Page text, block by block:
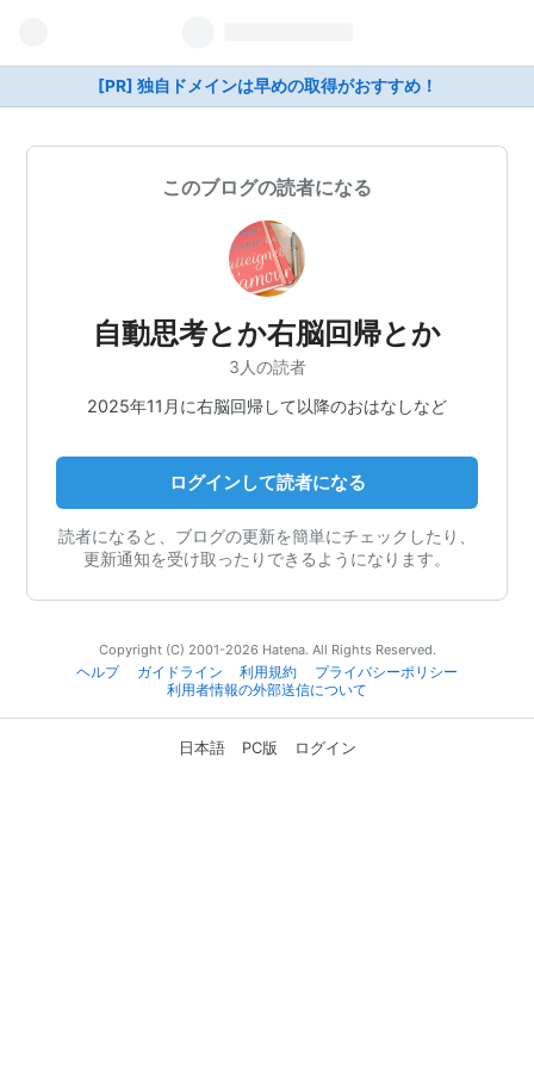
[PR] 独自ドメインは早めの取得がおすすめ！
このブログの読者になる
自動思考とか右脳回帰とか
3人の読者
2025年11月に右脳回帰して以降のおはなしなど
ログインして読者になる
読者になると、ブログの更新を簡単にチェックしたり、
更新通知を受け取ったりできるようになります。
Copyright (C) 2001-2026 Hatena. All Rights Reserved.
ヘルプ
ガイドライン 利用規約
プライバシーポリシー
利用者情報の外部送信について
日本語 PC版 ログイン